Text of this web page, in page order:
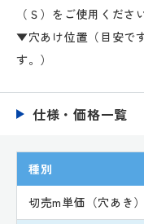
（Ｓ）をご使用くださ
▼穴あけ位置（目安で
す。）
仕様・価格一覧
種別
切売m単価（穴あき